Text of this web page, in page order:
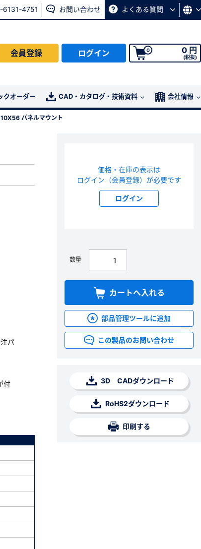
6131-4751 お問い合わせ よくある質問
会員登録 ログイン 0 0 円
(税抜)
クオーダー CAD・カタログ・技術資料 会社情報
パネルマウント
パ
付
価格・在庫の表示は
ログイン（会員登録）が必要です
ログイン
数量
カートへ入れる
部品管理ツールに追加
この製品のお問い合わせ
3D CADダウンロード
RoHS2ダウンロード
印刷する
方はこちら
よりお問い合わせください